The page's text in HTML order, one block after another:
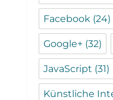
Facebook (24)
Google+ (32)
JavaScript (31)
Künstliche